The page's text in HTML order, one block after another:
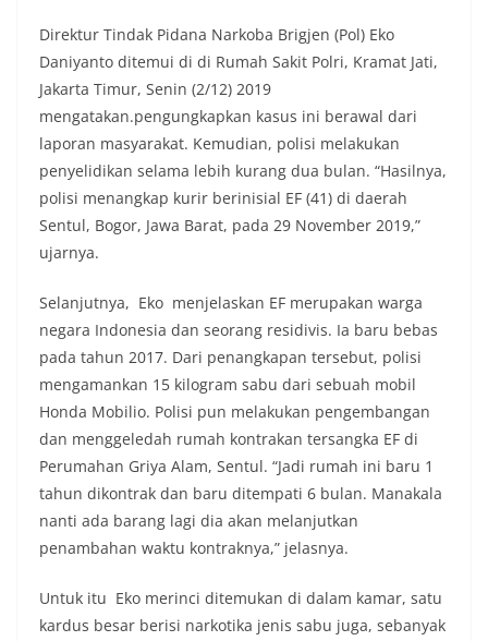
Direktur Tindak Pidana Narkoba Brigjen (Pol) Eko
Daniyanto ditemui di di Rumah Sakit Polri, Kramat Jati,
Jakarta Timur, Senin (2/12) 2019
mengatakan.pengungkapkan kasus ini berawal dari
laporan masyarakat. Kemudian, polisi melakukan
penyelidikan selama lebih kurang dua bulan. “Hasilnya,
polisi menangkap kurir berinisial EF (41) di daerah
Sentul, Bogor, Jawa Barat, pada 29 November 2019,”
ujarnya.
Selanjutnya, Eko menjelaskan EF merupakan warga
negara Indonesia dan seorang residivis. Ia baru bebas
pada tahun 2017. Dari penangkapan tersebut, polisi
mengamankan 15 kilogram sabu dari sebuah mobil
Honda Mobilio. Polisi pun melakukan pengembangan
dan menggeledah rumah kontrakan tersangka EF di
Perumahan Griya Alam, Sentul. “Jadi rumah ini baru 1
tahun dikontrak dan baru ditempati 6 bulan. Manakala
nanti ada barang lagi dia akan melanjutkan
penambahan waktu kontraknya,” jelasnya.
Untuk itu Eko merinci ditemukan di dalam kamar, satu
kardus besar berisi narkotika jenis sabu juga, sebanyak